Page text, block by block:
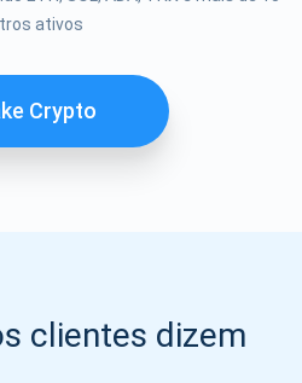
ativos
Crypto
clientes dizem
SE